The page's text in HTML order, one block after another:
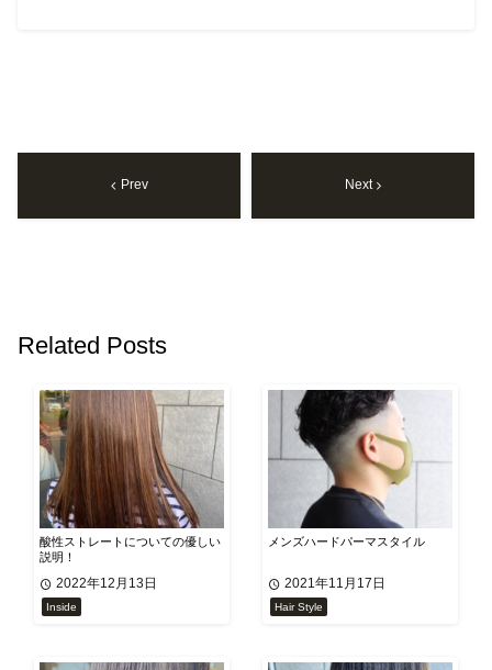
Prev Next
Related Posts
酸性ストレートについての優しい
説明！
2022年12月13日
Inside
メンズハードパーマスタイル
2021年11月17日
Hair Style